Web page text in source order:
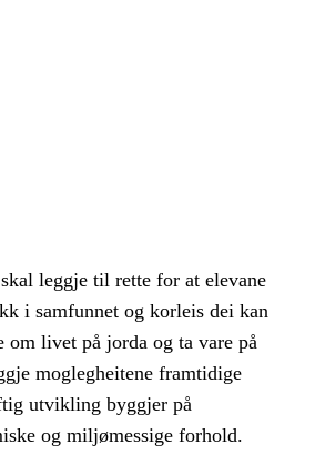
leggje til rette for at elevane
i samfunnet og korleis dei kan
livet på jorda og ta vare på
moglegheitene framtidige
utvikling byggjer på
og miljømessige forhold.